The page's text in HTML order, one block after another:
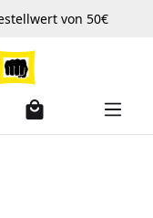
von 50€